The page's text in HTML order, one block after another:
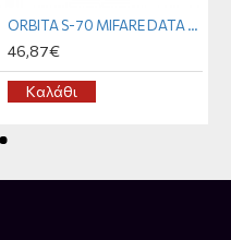
ORBITA S-70 MIFARE DATA CARD
46,87€
Καλάθι